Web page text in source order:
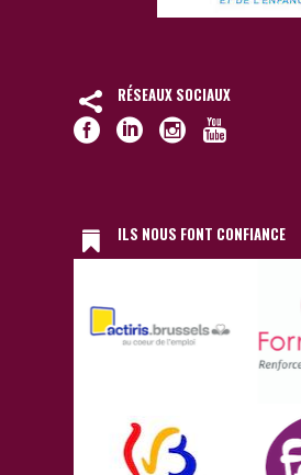
RÉSEAUX SOCIAUX
ILS NOUS FONT CONFIANCE